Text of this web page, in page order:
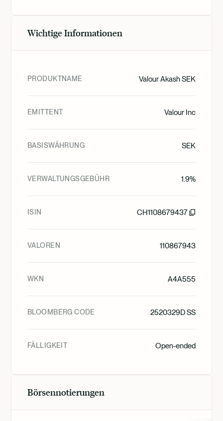
Wichtige Informationen
PRODUKTNAME Valour Akash SEK
EMITTENT Valour Inc
BASISWÄHRUNG SEK
VERWALTUNGSGEBÜHR 1.9%
ISIN CH1108679437
VALOREN 110867943
WKN A4A555
BLOOMBERG CODE 2520329D SS
FÄLLIGKEIT Open-ended
Börsennotierungen